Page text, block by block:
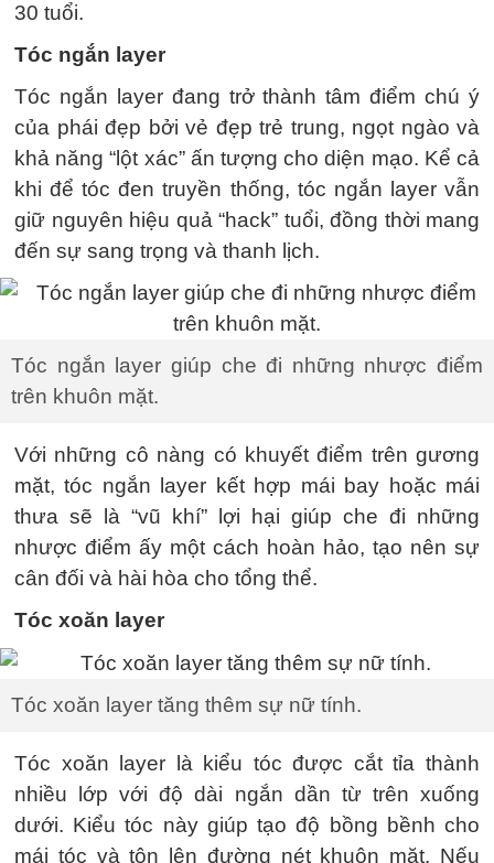
30 tuổi.
Tóc ngắn layer
Tóc ngắn layer đang trở thành tâm điểm chú ý
của phái đẹp bởi vẻ đẹp trẻ trung, ngọt ngào và
khả năng “lột xác” ấn tượng cho diện mạo. Kể cả
khi để tóc đen truyền thống, tóc ngắn layer vẫn
giữ nguyên hiệu quả “hack” tuổi, đồng thời mang
đến sự sang trọng và thanh lịch.
Tóc ngắn layer giúp che đi những nhược điểm
trên khuôn mặt.
Với những cô nàng có khuyết điểm trên gương
mặt, tóc ngắn layer kết hợp mái bay hoặc mái
thưa sẽ là “vũ khí” lợi hại giúp che đi những
nhược điểm ấy một cách hoàn hảo, tạo nên sự
cân đối và hài hòa cho tổng thể.
Tóc xoăn layer
Tóc xoăn layer tăng thêm sự nữ tính.
Tóc xoăn layer là kiểu tóc được cắt tỉa thành
nhiều lớp với độ dài ngắn dần từ trên xuống
dưới. Kiểu tóc này giúp tạo độ bồng bềnh cho
mái tóc và tôn lên đường nét khuôn mặt. Nếu